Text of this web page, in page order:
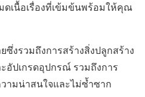
ดเนื้อเรื่องที่เข้มข้นพร้อมให้คุณ
ซึ่งรวมถึงการสร้างสิ่งปลูกสร้าง
อัปเกรดอุปกรณ์ รวมถึงการ
ามน่าสนใจและไม่ซ้ำซาก